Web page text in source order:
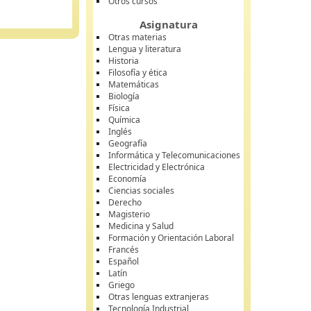
Asignatura
Otras materias
Lengua y literatura
Historia
Filosofía y ética
Matemáticas
Biología
Física
Química
Inglés
Geografía
Informática y Telecomunicaciones
Electricidad y Electrónica
Economía
Ciencias sociales
Derecho
Magisterio
Medicina y Salud
Formación y Orientación Laboral
Francés
Español
Latín
Griego
Otras lenguas extranjeras
Tecnología Industrial